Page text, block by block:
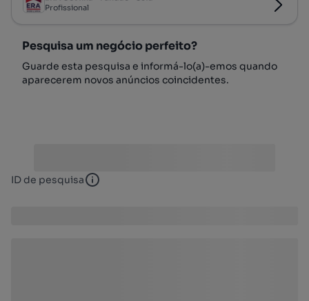
Profissional
Pesquisa um negócio perfeito?
Guarde esta pesquisa e informá-lo(a)-emos quando
aparecerem novos anúncios coincidentes.
ID de pesquisa ID de pesquisa